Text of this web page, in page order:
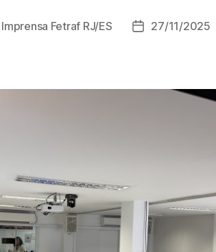
Imprensa Fetraf RJ/ES 27/11/2025